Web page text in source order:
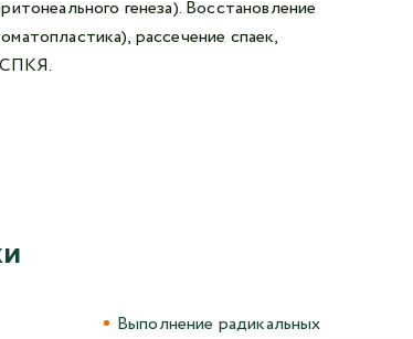
генеза). Восстановление
рассечение спаек,
СПКЯ.
Выполнение радикальных